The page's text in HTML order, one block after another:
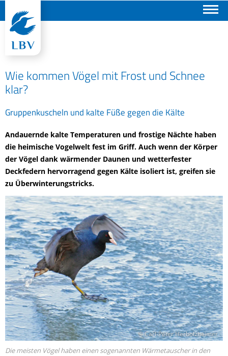
Wie kommen Vögel mit Frost und Schnee
klar?
Gruppenkuscheln und kalte Füße gegen die Kälte
Andauernde kalte Temperaturen und frostige Nächte haben
die heimische Vogelwelt fest im Griff. Auch wenn der Körper
der Vögel dank wärmender Daunen und wetterfester
Deckfedern hervorragend gegen Kälte isoliert ist, greifen sie
zu Überwinterungstricks.
© Carl-Peter Herbolzheimer
Die meisten Vögel haben einen sogenannten Wärmetauscher in den